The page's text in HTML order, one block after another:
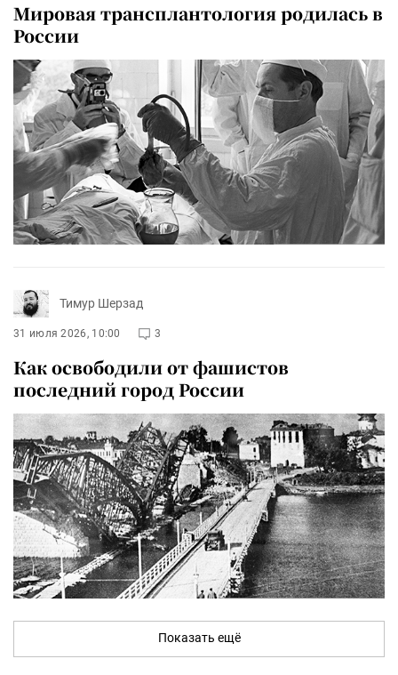
Мировая трансплантология родилась в
России
Тимур Шерзад
31 июля 2026, 10:00 3
Как освободили от фашистов
последний город России
Показать ещё